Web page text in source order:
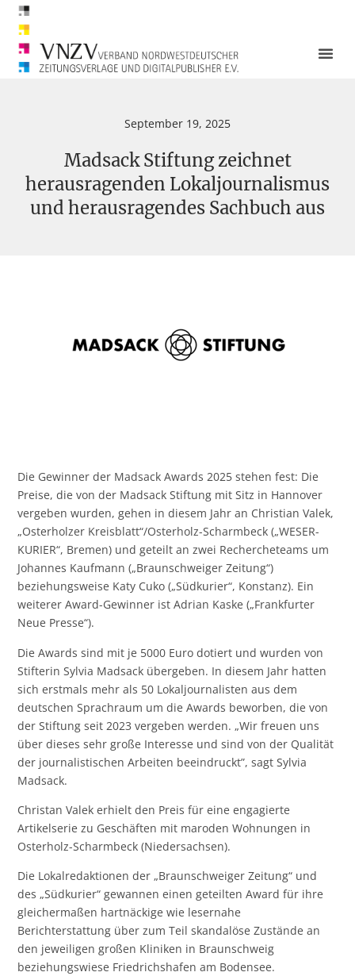
September 19, 2025
Madsack Stiftung zeichnet
herausragenden Lokaljournalismus
und herausragendes Sachbuch aus
Die Gewinner der Madsack Awards 2025 stehen fest: Die
Preise, die von der Madsack Stiftung mit Sitz in Hannover
vergeben wurden, gehen in diesem Jahr an Christian Valek,
„Osterholzer Kreisblatt“/Osterholz-Scharmbeck („WESER-
KURIER“, Bremen) und geteilt an zwei Rechercheteams um
Johannes Kaufmann („Braunschweiger Zeitung“)
beziehungsweise Katy Cuko („Südkurier“, Konstanz). Ein
weiterer Award-Gewinner ist Adrian Kaske („Frankfurter
Neue Presse“).
Die Awards sind mit je 5000 Euro dotiert und wurden von
Stifterin Sylvia Madsack übergeben. In diesem Jahr hatten
sich erstmals mehr als 50 Lokaljournalisten aus dem
deutschen Sprachraum um die Awards beworben, die von
der Stiftung seit 2023 vergeben werden. „Wir freuen uns
über dieses sehr große Interesse und sind von der Qualität
der journalistischen Arbeiten beeindruckt”, sagt Sylvia
Madsack.
Christan Valek erhielt den Preis für eine engagierte
Artikelserie zu Geschäften mit maroden Wohnungen in
Osterholz-Scharmbeck (Niedersachsen).
Die Lokalredaktionen der „Braunschweiger Zeitung“ und
des „Südkurier“ gewannen einen geteilten Award für ihre
gleichermaßen hartnäckige wie lesernahe
Berichterstattung über zum Teil skandalöse Zustände an
den jeweiligen großen Kliniken in Braunschweig
beziehungswiese Friedrichshafen am Bodensee.